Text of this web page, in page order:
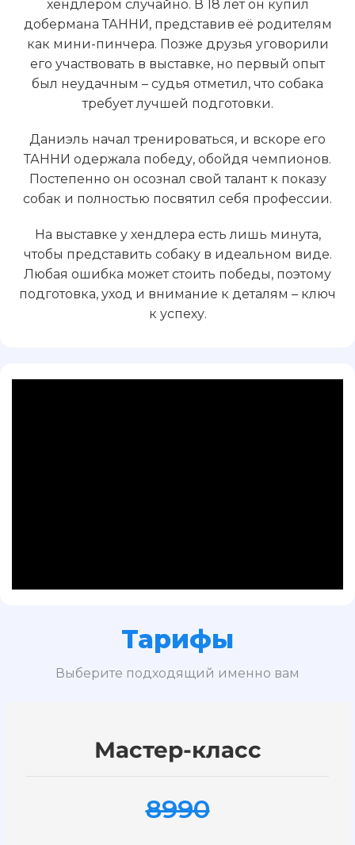
хендлером случайно. В 18 лет он купил
добермана ТАННИ, представив её родителям
как мини-пинчера. Позже друзья уговорили
его участвовать в выставке, но первый опыт
был неудачным – судья отметил, что собака
требует лучшей подготовки.
Даниэль начал тренироваться, и вскоре его
ТАННИ одержала победу, обойдя чемпионов.
Постепенно он осознал свой талант к показу
собак и полностью посвятил себя профессии.
На выставке у хендлера есть лишь минута,
чтобы представить собаку в идеальном виде.
Любая ошибка может стоить победы, поэтому
подготовка, уход и внимание к деталям – ключ
к успеху.
Тарифы
Выберите подходящий именно вам
Мастер-класс
8990